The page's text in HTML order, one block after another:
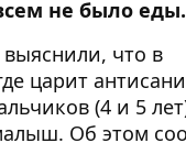
не было еды.
что в
царит
(4 и 5
Об этом